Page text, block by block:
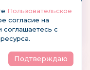
2026
Пользовательское
согласие на
соглашаетесь с
ресурса.
Подтверждаю